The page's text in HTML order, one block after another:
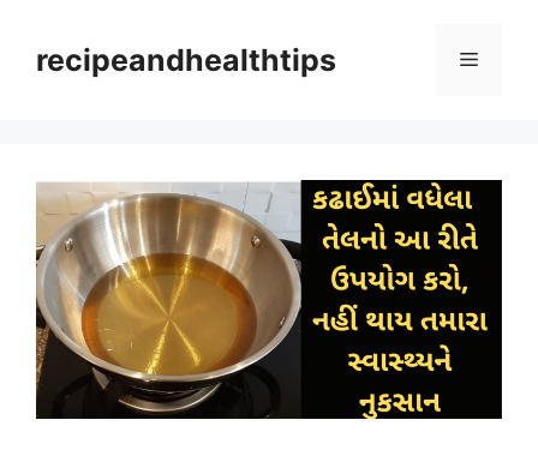
contentrecipeandhealthtips Menu